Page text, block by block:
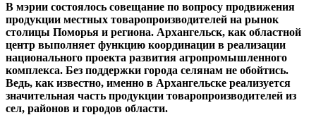
В мэрии состоялось совещание по вопросу продвижения
продукции местных товаропроизводителей на рынок
столицы Поморья и региона. Архангельск, как областной
центр выполняет функцию координации в реализации
национального проекта развития агропромышленного
комплекса. Без поддержки города селянам не обойтись.
Ведь, как известно, именно в Архангельске реализуется
значительная часть продукции товаропроизводителей из
сел, районов и городов области.